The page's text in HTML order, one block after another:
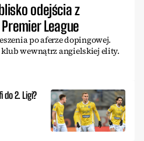
odejścia z
League
po aferze dopingowej.
wewnątrz angielskiej elity.
do 2. Ligi?